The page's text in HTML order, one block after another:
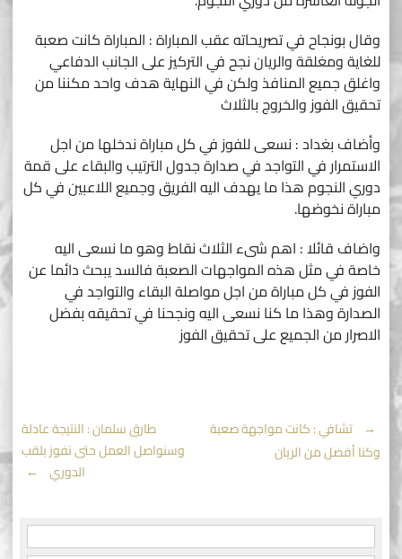
وقال بونجاح في تصريحاته عقب المباراة : المباراة كانت صعبة
للغاية ومغلقة والريان نجح في التركيز على الجانب الدفاعي
واغلق جميع المنافذ ولكن في النهاية هدف واحد مكننا من
تحقيق الفوز والخروج بالثلاث
وأضاف بغداد : نسعى للفوز في كل مباراة ندخلها من اجل
الاستمرار في التواجد في صدارة جدول الترتيب والبقاء على قمة
دوري النجوم هذا ما يهدف اليه الفريق وجميع اللاعبين في كل
مباراة نخوضها.
واضاف قائلا : اهم شىء الثلاث نقاط وهو ما نسعى اليه
خاصة في مثل هذه المواجهات الصعبة فالسد يبحث دائما عن
الفوز في كل مباراة من اجل مواصلة البقاء والتواجد في
الصدارة وهذا ما كنا نسعى اليه ونجحنا في تحقيقه بفضل
الاصرار من الجميع على تحقيق الفوز
Post
← تشافي : كانت مواجهة صعبة
وكنا أفضل من الريان
طارق سلمان : النتيجة عادلة
وسنواصل العمل حتى نفوز بلقب
الدوري →